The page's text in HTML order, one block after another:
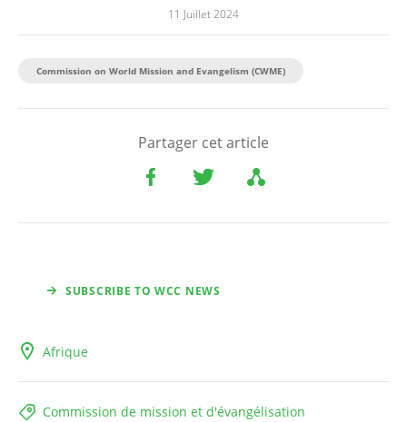
11 Juillet 2024
Commission on World Mission and Evangelism (CWME)
Partager cet article
SUBSCRIBE TO WCC NEWS
Afrique
Commission de mission et d'évangélisation